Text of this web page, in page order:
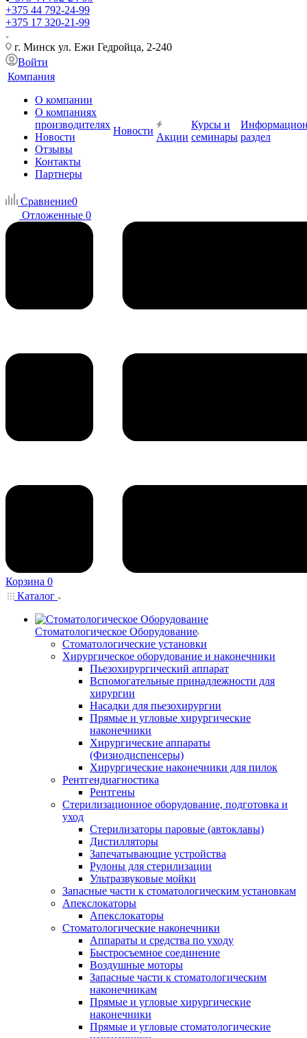
+375 44 792-24-99
+375 17 320-21-99
г. Минск ул. Ежи Гедройца, 2-240
Войти
Компания
О компании
О компаниях
производителях
Новости
Отзывы
Контакты
Партнеры
Новости
Акции
Курсы и
семинары раздел
Сравнение0
Отложенные 0
Корзина 0
Каталог
Стоматологическое Оборудование
Стоматологические установки
Хирургическое оборудование и наконечники
Пьезохирургический аппарат
Вспомогательные принадлежности для
хирургии
Насадки для пьезохирургии
Прямые и угловые хирургические
наконечники
Хирургические аппараты
(Физиодиспенсеры)
Хирургические наконечники для пилок
Рентгендиагностика
Рентгены
Стерилизационное оборудование, подготовка и
уход
Стерилизаторы паровые (автоклавы)
Дистилляторы
Запечатывающие устройства
Рулоны для стерилизации
Ультразвуковые мойки
Запасные части к стоматологическим установкам
Апекслокаторы
Апекслокаторы
Стоматологические наконечники
Аппараты и средства по уходу
Быстросъемное соединение
Воздушные моторы
Запасные части к стоматологическим
наконечникам
Прямые и угловые хирургические
наконечники
Прямые и угловые стоматологические